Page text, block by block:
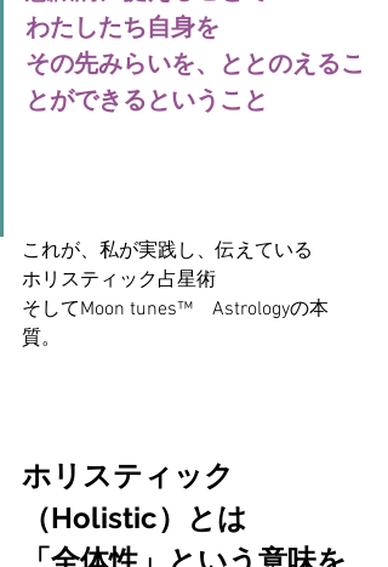
わたしたち自身を
その先みらいを、ととのえるこ
とができるということ
これが、私が実践し、伝えている
ホリスティック占星術
そしてMoon tunes™　Astrologyの本
質。
ホリスティック
（Holistic）とは